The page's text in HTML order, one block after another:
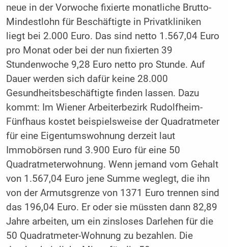
neue in der Vorwoche fixierte monatliche Brutto-
Mindestlohn für Beschäftigte in Privatkliniken
liegt bei 2.000 Euro. Das sind netto 1.567,04 Euro
pro Monat oder bei der nun fixierten 39
Stundenwoche 9,28 Euro netto pro Stunde. Auf
Dauer werden sich dafür keine 28.000
Gesundheitsbeschäftigte finden lassen. Dazu
kommt: Im Wiener Arbeiterbezirk Rudolfheim-
Fünfhaus kostet beispielsweise der Quadratmeter
für eine Eigentumswohnung derzeit laut
Immobörsen rund 3.900 Euro für eine 50
Quadratmeterwohnung. Wenn jemand vom Gehalt
von 1.567,04 Euro jene Summe weglegt, die ihn
von der Armutsgrenze von 1371 Euro trennen sind
das 196,04 Euro. Er oder sie müssten dann 82,89
Jahre arbeiten, um ein zinsloses Darlehen für die
50 Quadratmeter-Wohnung zu bezahlen. Die